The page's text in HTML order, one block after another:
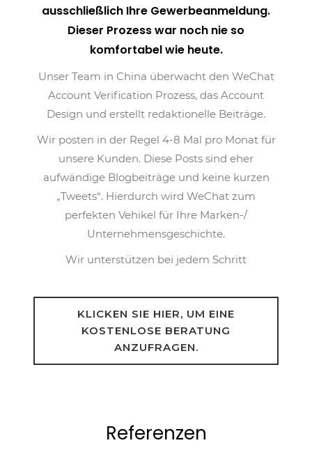
ausschließlich Ihre Gewerbeanmeldung.
Dieser Prozess war noch nie so
komfortabel wie heute.
Unser Team in China überwacht den WeChat
Account Verification Prozess, das Account
Design und erstellt redaktionelle Beiträge.
Wir posten in der Regel 4-8 Mal pro Monat für
unsere Kunden. Diese Posts sind eher
aufwändige Blogbeiträge und keine kurzen
„Tweets“. Hierdurch wird WeChat zum
perfekten Vehikel für Ihre Marken-/
Unternehmensgeschichte.
Wir unterstützen bei jedem Schritt
KLICKEN SIE HIER, UM EINE
KOSTENLOSE BERATUNG
ANZUFRAGEN.
Referenzen